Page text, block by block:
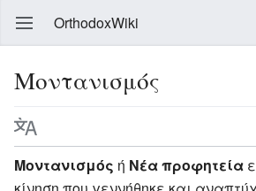
OrthodoxWiki
Μοντανισμός
Μοντανισμός ή Νέα προφητεία